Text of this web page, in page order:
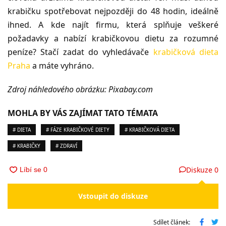
krabičku spotřebovat nejpozději do 48 hodin, ideálně
ihned. A kde najít firmu, která splňuje veškeré
požadavky a nabízí krabičkovou dietu za rozumné
peníze? Stačí zadat do vyhledávače krabičková dieta
Praha a máte vyhráno.
Zdroj náhledového obrázku: Pixabay.com
MOHLA BY VÁS ZAJÍMAT TATO TÉMATA
# DIETA # FÁZE KRABIČKOVÉ DIETY # KRABIČKOVÁ DIETA
# KRABIČKY # ZDRAVÍ
Diskuze 0
Vstoupit do diskuze
Sdílet článek: